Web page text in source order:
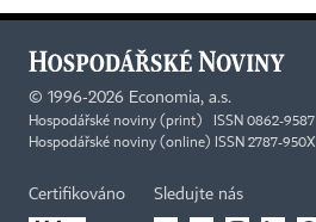
© 1996-2026 Economia, a.s.
Hospodářské noviny (print) ISSN 0862-9587
Hospodářské noviny (online) ISSN 2787-950X
Certifikováno Sledujte nás